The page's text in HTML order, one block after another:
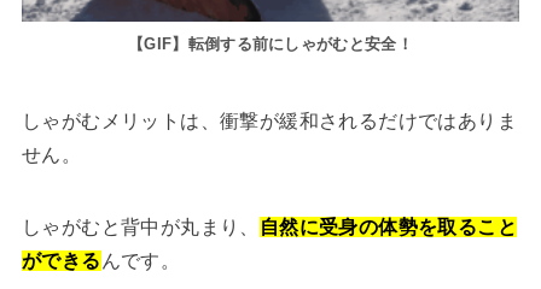
【GIF】転倒する前にしゃがむと安全！
しゃがむメリットは、衝撃が緩和されるだけではありま
せん。
しゃがむと背中が丸まり、
自然に受身の体勢を取ること
ができる んです。